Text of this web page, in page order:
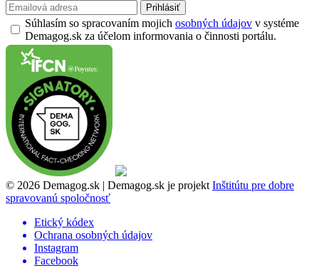
Prihlásiť
Súhlasím so spracovaním mojich osobných údajov v systéme
Demagog.sk za účelom informovania o činnosti portálu.
© 2026 Demagog.sk | Demagog.sk je projekt Inštitútu pre dobre
spravovanú spoločnosť
Etický kódex
Ochrana osobných údajov
Instagram
Facebook